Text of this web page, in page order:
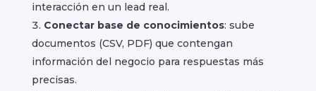
interacción en un lead real.
Conectar base de conocimientos: sube
documentos (CSV, PDF) que contengan
información del negocio para respuestas más
precisas.